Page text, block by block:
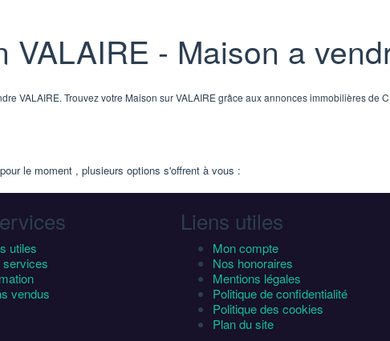
VALAIRE - Maison a
VALAIRE. Trouvez votre Maison sur VALAIRE grâce aux annonces immobilières de
le moment , plusieurs options s'offrent à vous :
utiles
services
vendus
Liens utiles
Mon compte
Nos honoraires
Mentions légales
Politique de confidentialité
Politique des cookies
Plan du site